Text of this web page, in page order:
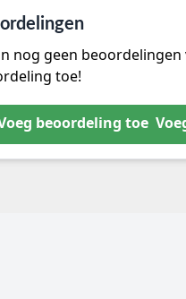
nog geen
toe!